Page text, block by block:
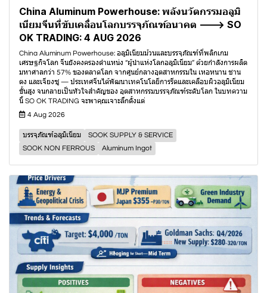
China Aluminum Powerhouse: พลังนวัตกรรมอลูมิ
เนียมจีนที่ขับเคลื่อนโลกบรรจุภัณฑ์อนาคต ---> SO
OK TRADING: 4 AUG 2026
China Aluminum Powerhouse: อลูมิเนียมม้วนและบรรจุภัณฑ์ที่พลิกเกม
เศรษฐกิจโลก จีนยังคงครองตำแหน่ง “ผู้นำแห่งโลกอลูมิเนียม” ด้วยกำลังการผลิต
มหาศาลกว่า 57% ของตลาดโลก จากศูนย์กลางอุตสาหกรรมใน เหอหนาน ชาน
ตง และเจียงซู — ประเทศจีนได้พัฒนาเทคโนโลยีการรีดและเคลือบผิวอลูมิเนียม
ขั้นสูง จนกลายเป็นหัวใจสำคัญของ อุตสาหกรรมบรรจุภัณฑ์ระดับโลก ในบทความ
นี้ SO OK TRADING จะพาคุณเจาะลึกตั้งแต่
4 Aug 2026
บรรจุภัณฑ์อลูมิเนียม
SOOK SUPPLY & SERVICE
SOOK NON FERROUS
Aluminum Ingot